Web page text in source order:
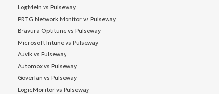
LogMeIn vs Pulseway
PRTG Network Monitor vs Pulseway
Bravura Optitune vs Pulseway
Microsoft Intune vs Pulseway
Auvik vs Pulseway
Automox vs Pulseway
Goverlan vs Pulseway
LogicMonitor vs Pulseway